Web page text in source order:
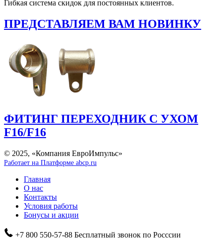
Гибкая система скидок для постоянных клиентов.
ПРЕДСТАВЛЯЕМ ВАМ НОВИНКУ
ФИТИНГ ПЕРЕХОДНИК С УХОМ
F16/F16
© 2025, «Компания ЕвроИмпульс»
Работает на Платформе abcp.ru
Главная
О нас
Контакты
Условия работы
Бонусы и акции
+7 800 550-57-88 Бесплатный звонок по Росссии